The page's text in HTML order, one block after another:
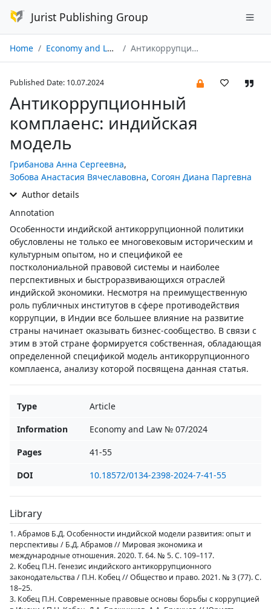
Jurist Publishing Group
Home Economy and Law № 07/2024 Антикоррупционный комплаенс: индийская модель
Published Date: 10.07.2024
Антикоррупционный
комплаенс: индийская
модель
Грибанова Анна Сергеевна,
Зобова Анастасия Вячеславовна, Согоян Диана Паргевна
Author details
Annotation
Особенности индийской антикоррупционной политики
обусловлены не только ее многовековым историческим и
культурным опытом, но и спецификой ее
постколониальной правовой системы и наиболее
перспективных и быстроразвивающихся отраслей
индийской экономики. Несмотря на преимущественную
роль публичных институтов в сфере противодействия
коррупции, в Индии все большее влияние на развитие
страны начинает оказывать бизнес-сообщество. В связи с
этим в этой стране формируется собственная, обладающая
определенной спецификой модель антикоррупционного
комплаенса, анализу которой посвящена данная статья.
Type
Article
Information
Economy and Law № 07/2024
Pages
41-55
DOI
10.18572/0134-2398-2024-7-41-55
Library
1. Абрамов Б.Д. Особенности индийской модели развития: опыт и
перспективы / Б.Д. Абрамов // Мировая экономика и
международные отношения. 2020. Т. 64. № 5. С. 109–117.
2. Кобец П.Н. Генезис индийского антикоррупционного
законодательства / П.Н. Кобец // Общество и право. 2021. № 3 (77). С.
18–25.
3. Кобец П.Н. Современные правовые основы борьбы с коррупцией